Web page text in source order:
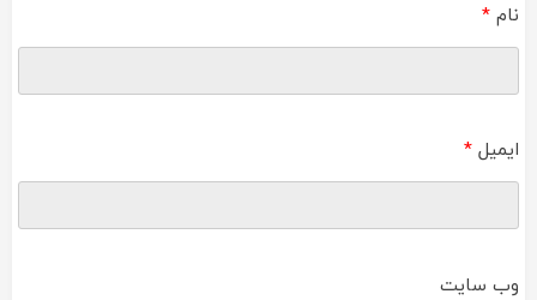
نام *
ایمیل *
وب‌ سایت